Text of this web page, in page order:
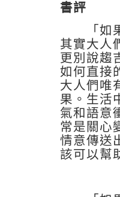
書評
「如果
其實大人
更別說趨
如何直接
大人們唯
果。生活
氣和語意
常是關心
情意傳送
該可以幫